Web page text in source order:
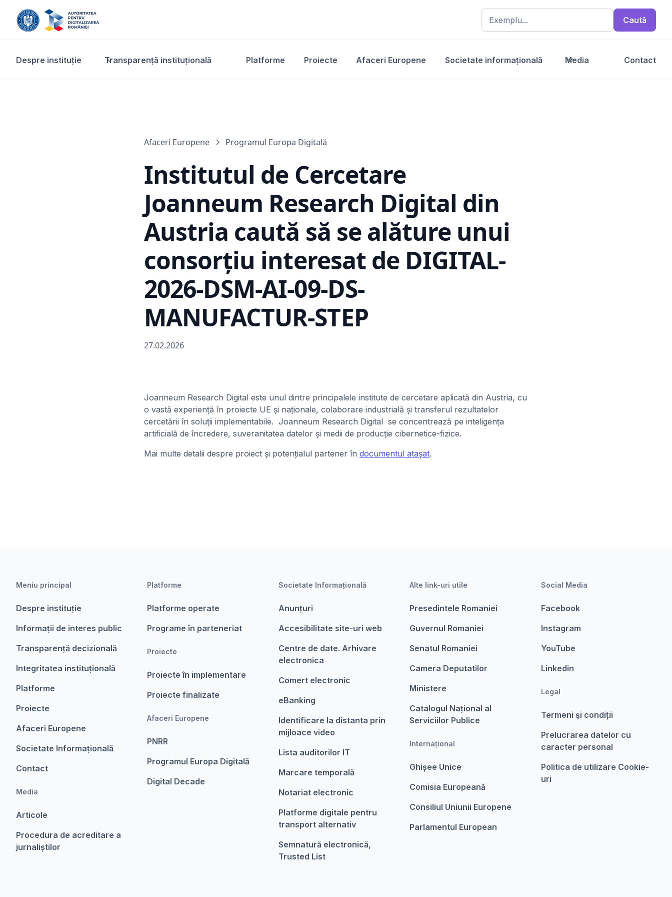
Despre instituție Transparență instituțională​ Platforme Proiecte Afaceri Europene Societate informațională Media Contact
Afaceri Europene Programul Europa Digitală
Institutul de Cercetare
Joanneum Research Digital din
Austria caută să se alăture unui
consorțiu interesat de DIGITAL-
2026-DSM-AI-09-DS-
MANUFACTUR-STEP
27.02.2026
Joanneum Research Digital este unul dintre principalele institute de cercetare aplicată din Austria, cu
o vastă experiență în proiecte UE și naționale, colaborare industrială și transferul rezultatelor
cercetării în soluții implementabile. Joanneum Research Digital se concentrează pe inteligența
artificială de încredere, suveranitatea datelor și medii de producție cibernetice-fizice.
Mai multe detalii despre proiect și potențialul partener în documentul atașat.
Meniu principal
Despre instituție
Informații de interes public
Transparență decizională
Integritatea instituțională
Platforme
Proiecte
Afaceri Europene
Societate Informațională
Contact
Media
Articole
Procedura de acreditare a
jurnaliștilor
Platforme
Platforme operate
Programe în parteneriat
Proiecte
Proiecte în implementare
Proiecte finalizate
Afaceri Europene
PNRR
Programul Europa Digitalǎ
Digital Decade
Societate Informațională
Anunțuri
Accesibilitate site-uri web
Centre de date. Arhivare
electronica
Comert electronic
eBanking
Identificare la distanta prin
mijloace video
Lista auditorilor IT
Marcare temporalǎ
Notariat electronic
Platforme digitale pentru
transport alternativ
Semnatură electronică,
Trusted List
Alte link-uri utile
Presedintele Romaniei
Guvernul Romaniei
Senatul Romaniei
Camera Deputatilor
Ministere
Catalogul Național al
Serviciilor Publice
Internațional
Ghișee Unice
Comisia Europeanǎ
Consiliul Uniunii Europene
Parlamentul European
Social Media
Facebook
Instagram
YouTube
Linkedin
Legal
Termeni şi condiții
Prelucrarea datelor cu
caracter personal
Politica de utilizare Cookie-
uri